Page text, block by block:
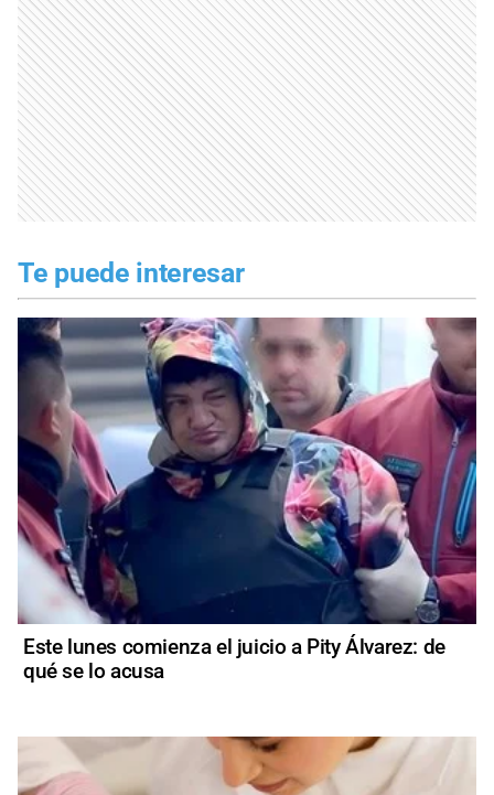
Te puede interesar
Este lunes comienza el juicio a Pity Álvarez: de
qué se lo acusa